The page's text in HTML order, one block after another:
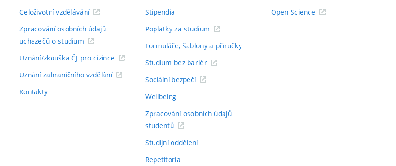
Celoživotní vzdělávání
Zpracování osobních údajů
uchazečů o studium
Uznání/zkouška ČJ pro cizince
Uznání zahraničního vzdělání
Kontakty
Stipendia
Poplatky za studium
Formuláře, šablony a příručky
Studium bez bariér
Sociální bezpečí
Wellbeing
Zpracování osobních údajů
studentů
Studijní oddělení
Repetitoria
Open Science